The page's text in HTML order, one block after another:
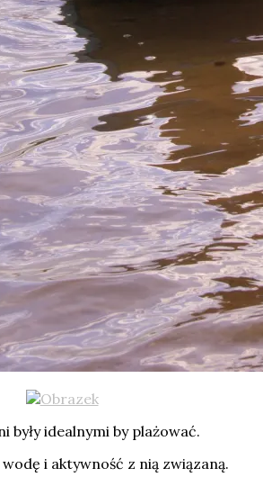
były idealnymi by plażować.
i aktywność z nią związaną.